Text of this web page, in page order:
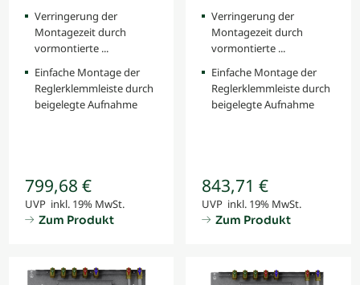
Verringerung der
Montagezeit durch
vormontierte ...
Einfache Montage der
Reglerklemmleiste durch
beigelegte Aufnahme
799,68 €
UVP inkl. 19% MwSt.
Zum Produkt
Verringerung der
Montagezeit durch
vormontierte ...
Einfache Montage der
Reglerklemmleiste durch
beigelegte Aufnahme
843,71 €
UVP inkl. 19% MwSt.
Zum Produkt